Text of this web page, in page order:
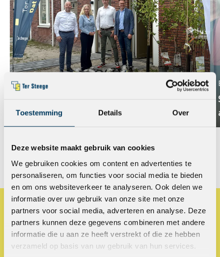
Toestemming Details Over
Deze website maakt gebruik van cookies
We gebruiken cookies om content en advertenties te
personaliseren, om functies voor social media te bieden
en om ons websiteverkeer te analyseren. Ook delen we
informatie over uw gebruik van onze site met onze
partners voor social media, adverteren en analyse. Deze
partners kunnen deze gegevens combineren met andere
informatie die u aan ze heeft verstrekt of die ze hebben
verzameld op basis van uw gebruik van hun services.
Nieuws
oplevering
Bekijk alle berichten
Blijf op de hoogte!
Nieuwe projecten, ontwikkelingen in de branche en ander
nieuws… dat zie je in onze nieuwsbrief. Een paar keer per